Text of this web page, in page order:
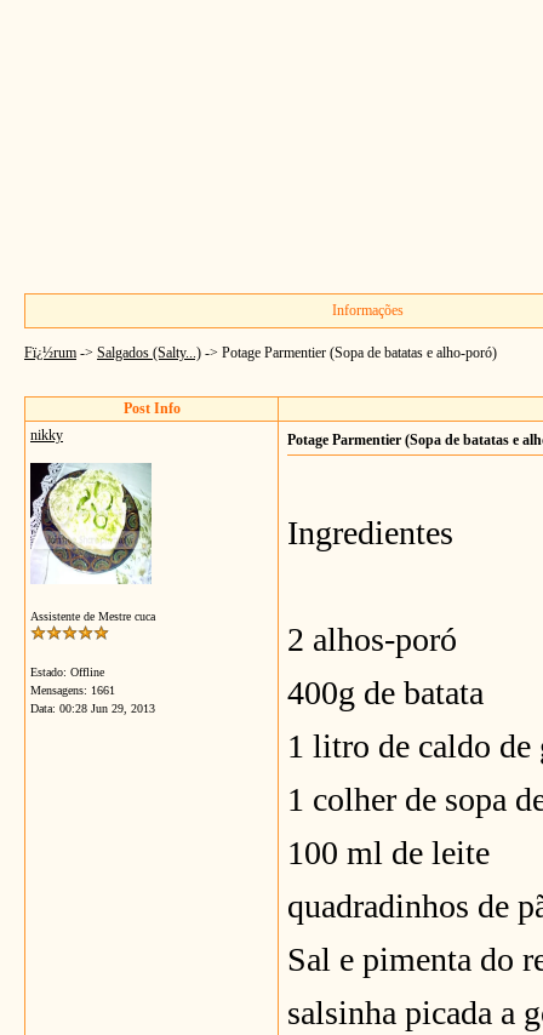
Informações
Fï¿½rum -> Salgados (Salty...) -> Potage Parmentier (Sopa de batatas e alho-poró)
Post Info
nikky
Assistente de Mestre cuca
Estado: Offline
Mensagens: 1661
Data: 00:28 Jun 29, 2013
Potage Parmentier (Sopa de batatas e
Ingredientes
2 alhos-poró
400g de batata
1 litro de caldo de
1 colher de sopa
100 ml de leite
quadradinhos de
Sal e pimenta do
salsinha picada a